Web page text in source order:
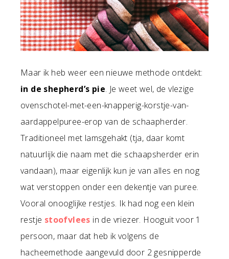
Maar ik heb weer een nieuwe methode ontdekt:
in de shepherd’s pie. Je weet wel, de vlezige
ovenschotel-met-een-knapperig-korstje-van-
aardappelpuree-erop van de schaapherder.
Traditioneel met lamsgehakt (tja, daar komt
natuurlijk die naam met die schaapsherder erin
vandaan), maar eigenlijk kun je van alles en nog
wat verstoppen onder een dekentje van puree.
Vooral onooglijke restjes. Ik had nog een klein
restje stoofvlees in de vriezer. Hooguit voor 1
persoon, maar dat heb ik volgens de
hacheemethode aangevuld door 2 gesnipperde